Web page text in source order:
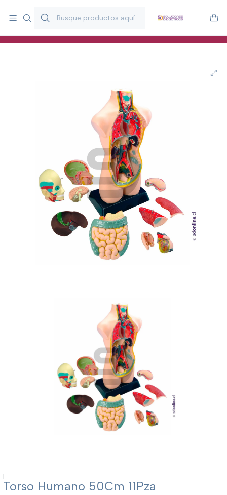
y estimulación infantil en Chile.
Especialistas en recursos educativos para aulas, terapeutas y
|
Torso Humano 50Cm 11Pza